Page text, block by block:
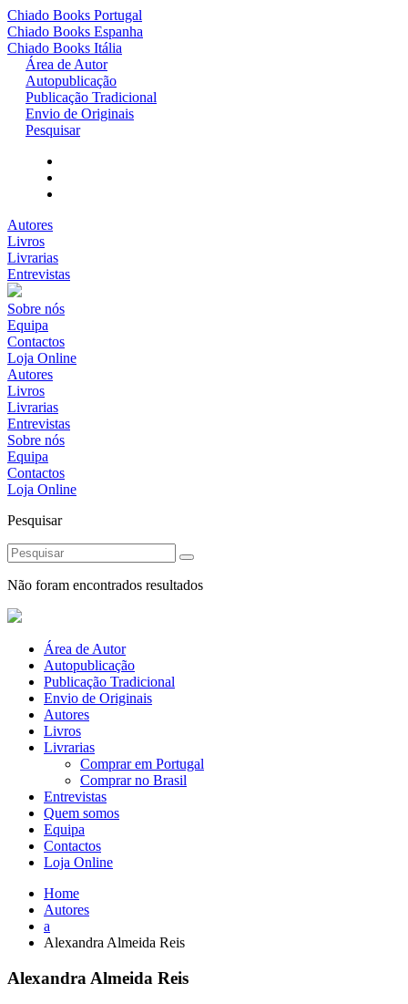
Chiado Books Portugal
Chiado Books Espanha
Chiado Books Itália
Área de Autor
Autopublicação
Publicação Tradicional
Envio de Originais
Pesquisar
Autores
Livros
Livrarias
Entrevistas
Sobre nós
Equipa
Contactos
Loja Online
Autores
Livros
Livrarias
Entrevistas
Sobre nós
Equipa
Contactos
Loja Online
Pesquisar
Não foram encontrados resultados
Área de Autor
Autopublicação
Publicação Tradicional
Envio de Originais
Autores
Livros
Livrarias
Comprar em Portugal
Comprar no Brasil
Entrevistas
Quem somos
Equipa
Contactos
Loja Online
Home
Autores
a
Alexandra Almeida Reis
Alexandra Almeida Reis